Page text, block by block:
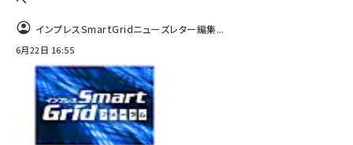
インプレスSmartGridニューズレター編集...
6月22日 16:55